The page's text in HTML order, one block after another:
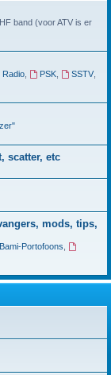
band (voor ATV is er
Radio PSK SSTV
scatter, etc
mods, tips,
Bami-Portofoons